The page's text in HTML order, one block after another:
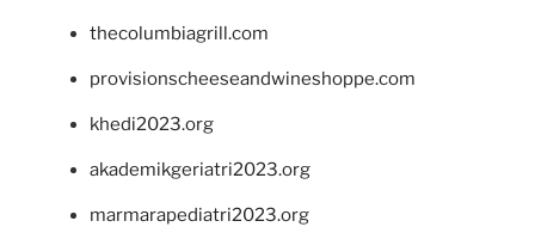
thecolumbiagrill.com
provisionscheeseandwineshoppe.com
khedi2023.org
akademikgeriatri2023.org
marmarapediatri2023.org